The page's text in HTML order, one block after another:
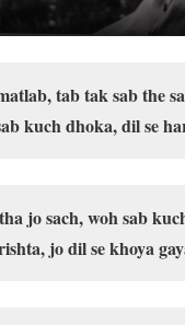
tab tak sab the
kuch dhoka, dil se
jo sach, woh sab
jo dil se khoya